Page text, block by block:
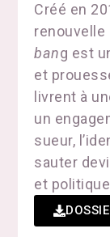
Créé en
renouvelle
bang est
et
livrent à
un
sueur,
sauter
et